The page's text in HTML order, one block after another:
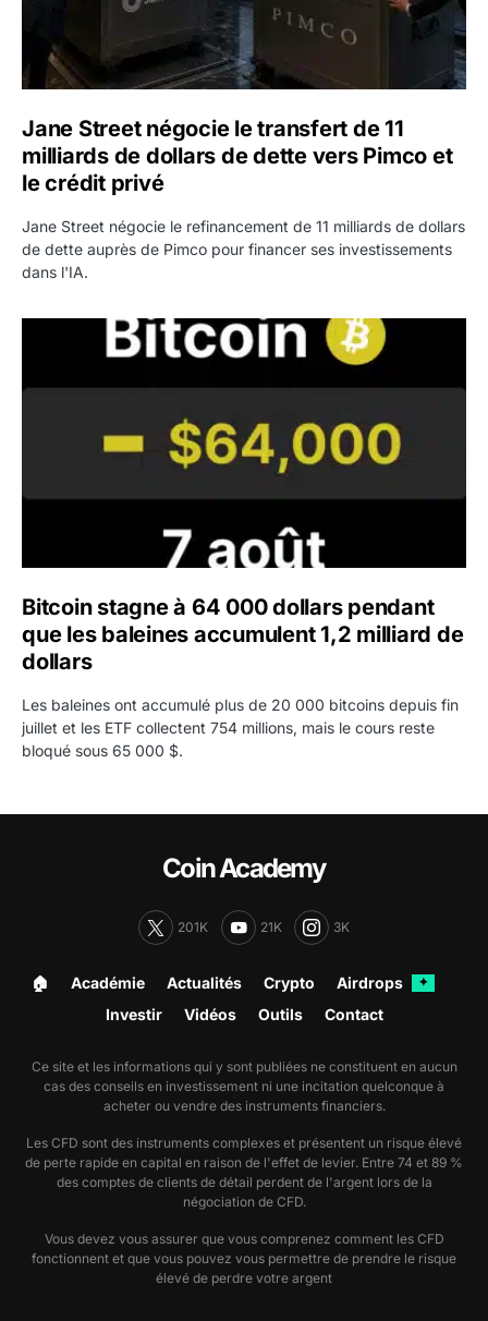
Jane Street négocie le transfert de 11
milliards de dollars de dette vers Pimco et
le crédit privé
Jane Street négocie le refinancement de 11 milliards de dollars
de dette auprès de Pimco pour financer ses investissements
dans l'IA.
Bitcoin stagne à 64 000 dollars pendant que les
Bitcoin stagne à 64 000 dollars pendant
que les baleines accumulent 1,2 milliard de
dollars
Les baleines ont accumulé plus de 20 000 bitcoins depuis fin
juillet et les ETF collectent 754 millions, mais le cours reste
bloqué sous 65 000 $.
Coin Academy
201K 21K 3K
🏠︎ Académie Actualités Crypto Airdrops ✦
Investir Vidéos Outils Contact
Ce site et les informations qui y sont publiées ne constituent en aucun
cas des conseils en investissement ni une incitation quelconque à
acheter ou vendre des instruments financiers.
Les CFD sont des instruments complexes et présentent un risque élevé
de perte rapide en capital en raison de l'effet de levier. Entre 74 et 89 %
des comptes de clients de détail perdent de l'argent lors de la
négociation de CFD.
Vous devez vous assurer que vous comprenez comment les CFD
fonctionnent et que vous pouvez vous permettre de prendre le risque
élevé de perdre votre argent